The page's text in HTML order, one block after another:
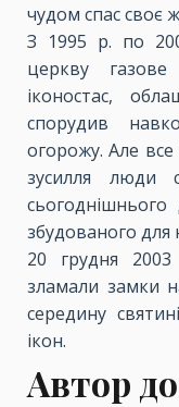
чудом спас своє
З 1995 р. по
церкву
іконостас,
спорудив
огорожу. Але
зусилля люди
сьогоднішнього
збудованого
20 грудня
зламали замки
середину
ікон.
Автор